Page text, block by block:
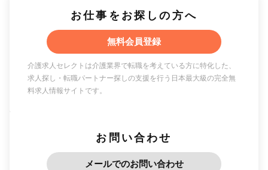
お仕事をお探しの方へ
無料会員登録
介護求人セレクトは介護業界で転職を考えている方に特化した、
求人探し・転職パートナー探しの支援を行う日本最大級の完全無
料求人情報サイトです。
お問い合わせ
メールでのお問い合わせ